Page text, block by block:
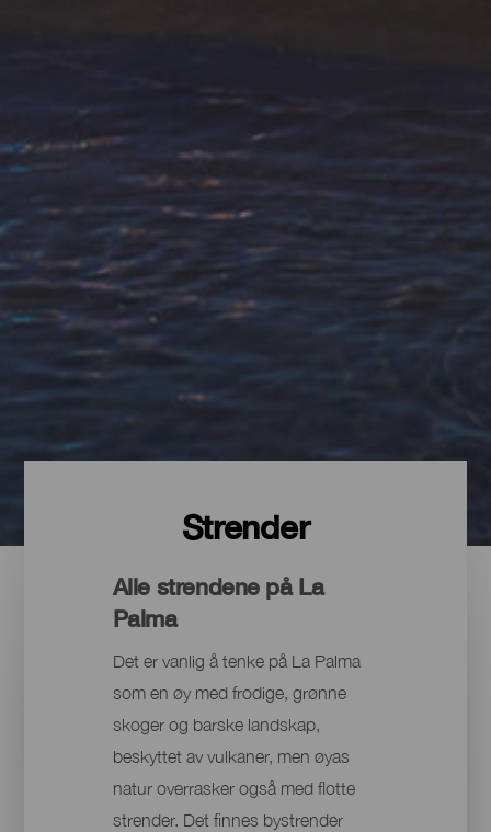
Strender
Alle strendene på La
Palma
Det er vanlig å tenke på La Palma
som en øy med frodige, grønne
skoger og barske landskap,
beskyttet av vulkaner, men øyas
natur overrasker også med flotte
strender. Det finnes bystrender